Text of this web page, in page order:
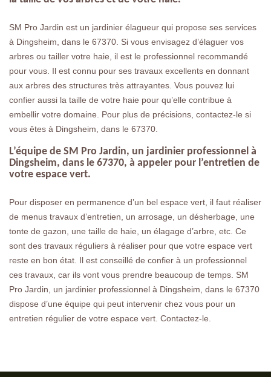
SM Pro Jardin est un jardinier élagueur qui propose ses services
à Dingsheim, dans le 67370. Si vous envisagez d’élaguer vos
arbres ou tailler votre haie, il est le professionnel recommandé
pour vous. Il est connu pour ses travaux excellents en donnant
aux arbres des structures très attrayantes. Vous pouvez lui
confier aussi la taille de votre haie pour qu’elle contribue à
embellir votre domaine. Pour plus de précisions, contactez-le si
vous êtes à Dingsheim, dans le 67370.
L’équipe de SM Pro Jardin, un jardinier professionnel à
Dingsheim, dans le 67370, à appeler pour l’entretien de
votre espace vert.
Pour disposer en permanence d’un bel espace vert, il faut réaliser
de menus travaux d’entretien, un arrosage, un désherbage, une
tonte de gazon, une taille de haie, un élagage d’arbre, etc. Ce
sont des travaux réguliers à réaliser pour que votre espace vert
reste en bon état. Il est conseillé de confier à un professionnel
ces travaux, car ils vont vous prendre beaucoup de temps. SM
Pro Jardin, un jardinier professionnel à Dingsheim, dans le 67370
dispose d’une équipe qui peut intervenir chez vous pour un
entretien régulier de votre espace vert. Contactez-le.